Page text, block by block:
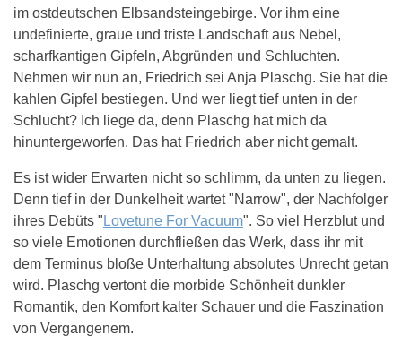
im ostdeutschen Elbsandsteingebirge. Vor ihm eine
undefinierte, graue und triste Landschaft aus Nebel,
scharfkantigen Gipfeln, Abgründen und Schluchten.
Nehmen wir nun an, Friedrich sei Anja Plaschg. Sie hat die
kahlen Gipfel bestiegen. Und wer liegt tief unten in der
Schlucht? Ich liege da, denn Plaschg hat mich da
hinuntergeworfen. Das hat Friedrich aber nicht gemalt.
Es ist wider Erwarten nicht so schlimm, da unten zu liegen.
Denn tief in der Dunkelheit wartet "Narrow", der Nachfolger
ihres Debüts " Lovetune For Vacuum". So viel Herzblut und
so viele Emotionen durchfließen das Werk, dass ihr mit
dem Terminus bloße Unterhaltung absolutes Unrecht getan
wird. Plaschg vertont die morbide Schönheit dunkler
Romantik, den Komfort kalter Schauer und die Faszination
von Vergangenem.